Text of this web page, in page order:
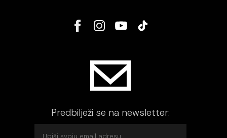
Predbilježi se na newsletter: